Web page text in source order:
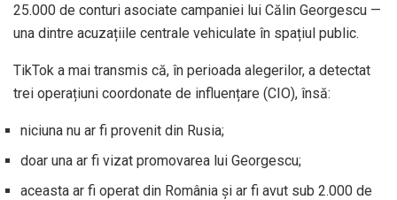
25.000 de conturi asociate campaniei lui Călin Georgescu —
una dintre acuzațiile centrale vehiculate în spațiul public.
TikTok a mai transmis că, în perioada alegerilor, a detectat
trei operațiuni coordonate de influențare (CIO), însă:
niciuna nu ar fi provenit din Rusia;
doar una ar fi vizat promovarea lui Georgescu;
aceasta ar fi operat din România și ar fi avut sub 2.000 de